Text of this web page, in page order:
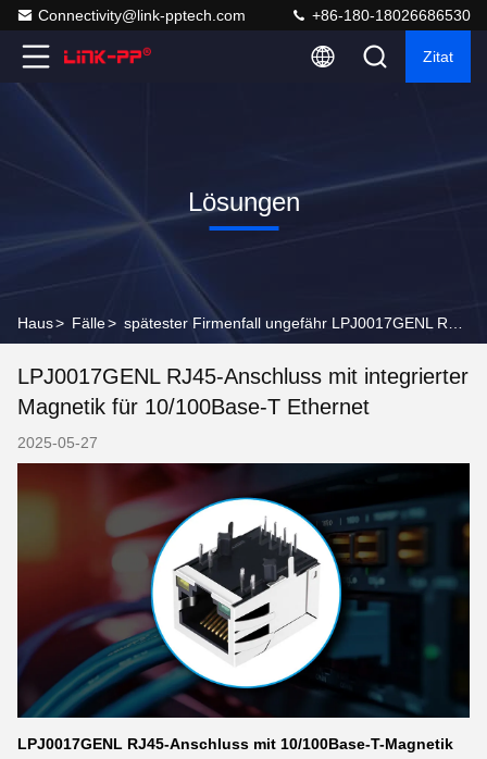
Connectivity@link-pptech.com +86-180-18026686530
Zitat
Lösungen
Haus> Fälle>
LPJ0017GENL RJ45-Anschluss mit integrierter
Magnetik für 10/100Base-T Ethernet
2025-05-27
LPJ0017GENL RJ45-Anschluss mit 10/100Base-T-Magnetik